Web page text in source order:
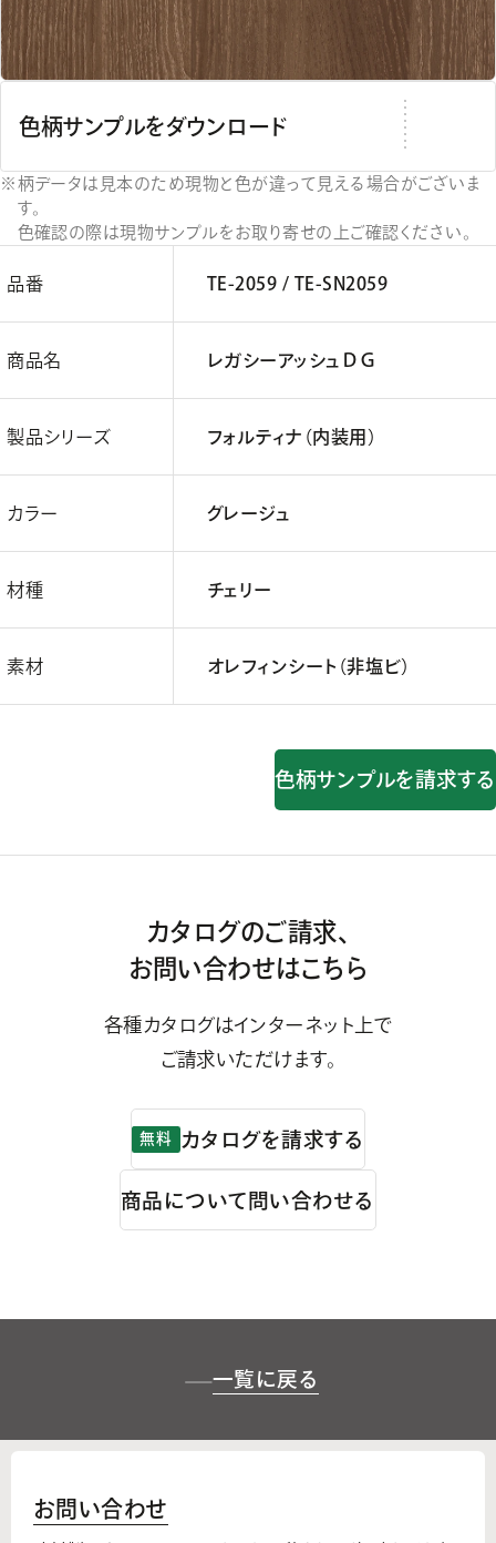
色柄サンプルをダウンロード
柄データは見本のため現物と色が違って見える場合がございま
す。
色確認の際は現物サンプルをお取り寄せの上ご確認ください。
品番 TE-2059 / TE-SN2059
商品名 レガシーアッシュＤＧ
製品シリーズ フォルティナ（内装用）
カラー グレージュ
材種 チェリー
素材 オレフィンシート（非塩ビ）
色柄サンプルを請求する
カタログのご請求、
お問い合わせはこちら
各種カタログはインターネット上で
ご請求いただけます。
無料 カタログを請求する
商品について問い合わせる
一覧に戻る
お問い合わせ